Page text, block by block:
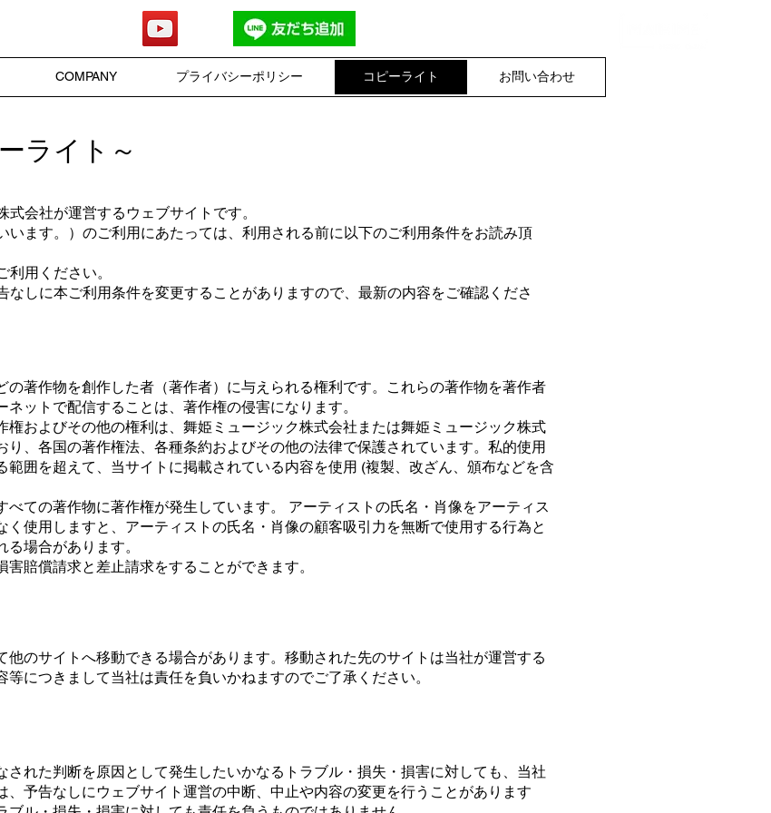
ライト～
会社が運営するウェブサイトです。
います。）のご利用にあたっては、利用される前に以下のご利用条件をお読み頂
用ください。
なしに本ご利用条件を変更することがありますので、最新の内容をご確認くださ
の著作物を創作した者（著作者）に与えられる権利です。これらの著作物を著作者
ットで配信することは、著作権の侵害になります。
権およびその他の権利は、舞姫ミュージック株式会社または舞姫ミュージック株式
、各国の著作権法、各種条約およびその他の法律で保護されています。私的使用
範囲を超えて、当サイトに掲載されている内容を使用 (複製、改ざん、頒布などを含
ての著作物に著作権が発生しています。 アーティストの氏名・肖像をアーティス
く使用しますと、アーティストの氏名・肖像の顧客吸引力を無断で使用する行為と
場合があります。
賠償請求と差止請求をすることができます。
他のサイトへ移動できる場合があります。移動された先のサイトは当社が運営する
につきまして当社は責任を負いかねますのでご了承ください。
された判断を原因として発生したいかなるトラブル・損失・損害に対しても、当社
、予告なしにウェブサイト運営の中断、中止や内容の変更を行うことがあります
COMPANY プライバシーポリシー コピーライト お問い合わせ